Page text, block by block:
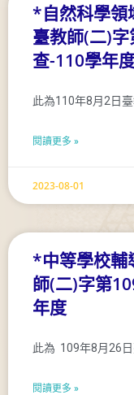
*自然科學領
臺教師(二)
查-110學年
此為110年8月2日
閱讀更多 »
2023-08-01
*中等學校輔
師(二)字第
年度
此為 109年8月26
閱讀更多 »